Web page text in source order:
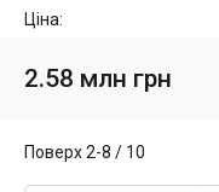
Ціна:
2.58 млн грн
Поверх 2-8 / 10